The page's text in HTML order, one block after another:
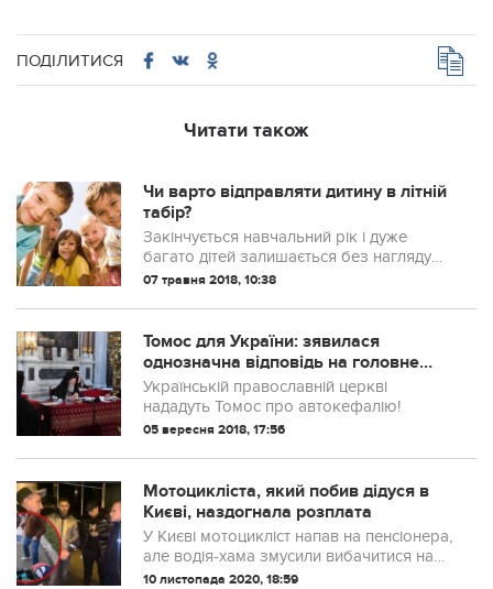
ПОДІЛИТИСЯ
Читати також
Чи варто відправляти дитину в літній
табір?
Закінчується навчальний рік і дуже
багато дітей залишається без нагляду
батьків протягом робочого дня. Не всі
відпустки, щоб бути з дитиною. Також не
всі ...
07 травня 2018, 10:38
Томос для України: зявилася
однозначна відповідь на головне
питання
Українській православній церкві
нададуть Томос про автокефалію!
05 вересня 2018, 17:56
Мотоцикліста, який побив дідуся в
Києві, наздогнала розплата
У Києві мотоцикліст напав на пенсіонера,
але водія-хама змусили вибачитися на
камеру
10 листопада 2020, 18:59